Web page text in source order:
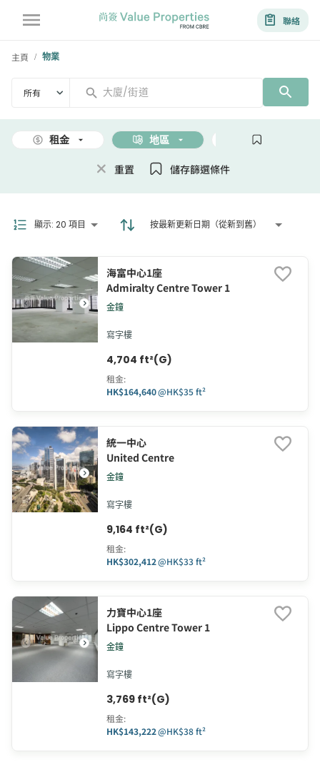
聯絡
主頁 / 物業
所有
租金 地區 面積
重置 儲存篩選條件
顯示: 20 項目 按最新更新日期（從新到舊）
海富中心1座
Admiralty Centre Tower 1
金鐘
寫字樓
4,704 ft²(G)
租金:
HK$164,640@HK$35 ft²
統一中心
United Centre
金鐘
寫字樓
9,164 ft²(G)
租金:
HK$302,412@HK$33 ft²
力寶中心1座
Lippo Centre Tower 1
金鐘
寫字樓
3,769 ft²(G)
租金:
HK$143,222@HK$38 ft²